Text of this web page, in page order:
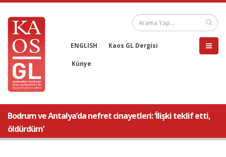
ENGLISH Kaos GL Dergisi
Künye
Bodrum ve Antalya’da nefret cinayetleri: ‘İlişki teklif etti,
öldürdüm’